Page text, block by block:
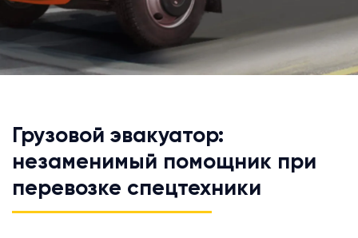
Грузовой эвакуатор:
незаменимый помощник при
перевозке спецтехники